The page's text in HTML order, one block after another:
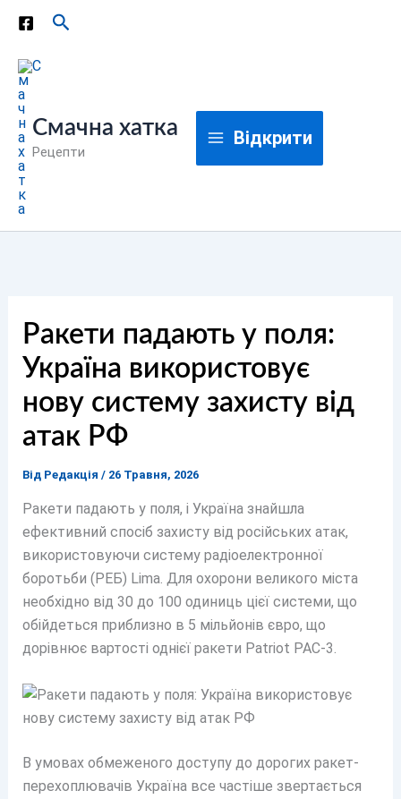
Перейти
вмісту
Пошук
Смачна хатка
Рецепти
Відкрити
Ракети падають у поля:
Україна використовує
нову систему захисту від
атак РФ
Від Редакція / 26 Травня, 2026
Ракети падають у поля, і Україна знайшла
ефективний спосіб захисту від російських атак,
використовуючи систему радіоелектронної
боротьби (РЕБ) Lima. Для охорони великого міста
необхідно від 30 до 100 одиниць цієї системи, що
обійдеться приблизно в 5 мільйонів євро, що
дорівнює вартості однієї ракети Patriot PAC-3.
В умовах обмеженого доступу до дорогих ракет-
перехоплювачів Україна все частіше звертається